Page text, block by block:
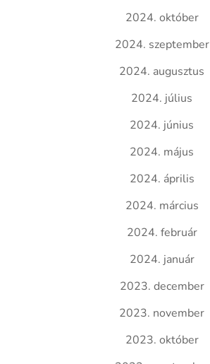
2024. október
2024. szeptember
2024. augusztus
2024. július
2024. június
2024. május
2024. április
2024. március
2024. február
2024. január
2023. december
2023. november
2023. október